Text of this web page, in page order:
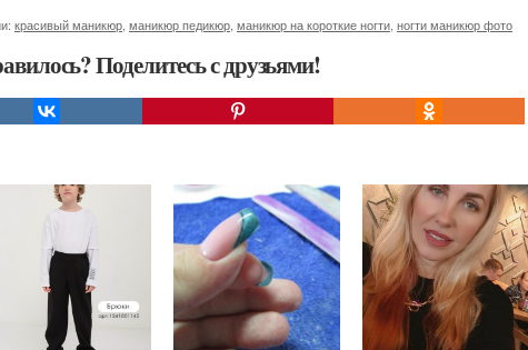
красивый маникюр маникюр педикюр маникюр на короткие ногти ногти маникюр фото
Поделитесь с друзьями!